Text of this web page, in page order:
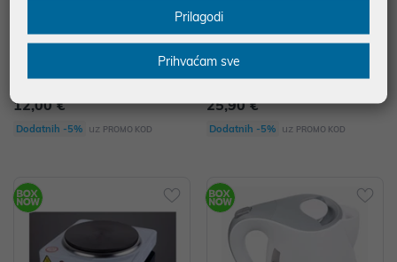
12,00 €
Dodatnih -5% uz PROMO KOD
25,90 €
Dodatnih -5% uz PROMO KOD
Prilagodi
Prihvaćam sve